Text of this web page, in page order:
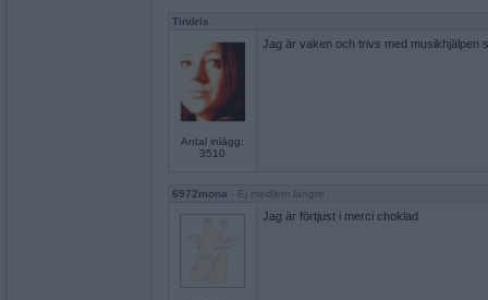
Tindris
Antal inlägg:
3510
Jag är vaken och trivs med musikhjälpen
6972mona - Ej medlem längre
Jag är förtjust i merci choklad